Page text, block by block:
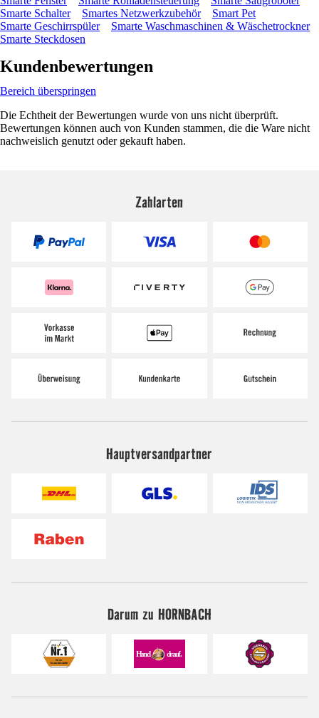
Smarte Schalter
Smartes Netzwerkzubehör
Smart Pet
Smarte Geschirrspüler
Smarte Waschmaschinen & Wäschetrockner
Smarte Steckdosen
Kundenbewertungen
Bereich überspringen
Die Echtheit der Bewertungen wurde von uns nicht überprüft.
Bewertungen können auch von Kunden stammen, die die Ware nicht
nachweislich genutzt oder gekauft haben.
Zahlarten
Hauptversandpartner
Darum zu HORNBACH